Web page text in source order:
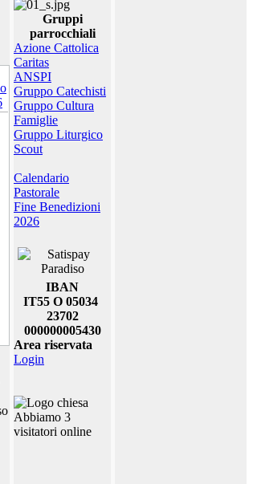
Gruppi
parrocchiali
Azione Cattolica
Caritas
ANSPI
Gruppo Catechisti
Gruppo Cultura
Famiglie
Gruppo Liturgico
Scout
Calendario
Pastorale
Fine Benedizioni
2026
IBAN
IT55 O 05034
23702
000000005430
Area riservata
Login
Abbiamo 3
visitatori online